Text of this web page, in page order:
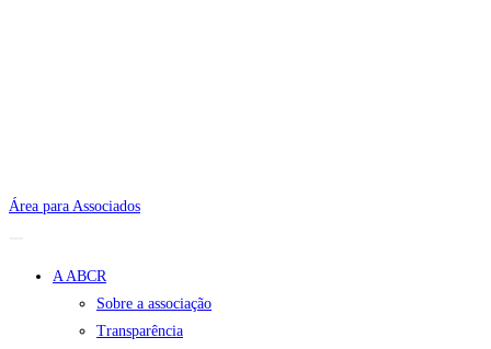
Área para Associados
A ABCR
Sobre a associação
Transparência